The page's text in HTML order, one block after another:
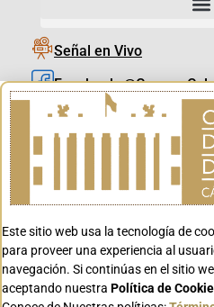
Señal en Vivo
X_@CamaraColombia
Este sitio web usa la tecnología de
para proveer una experiencia al
navegación. Si continúas en el sitio
aceptando nuestra Política de